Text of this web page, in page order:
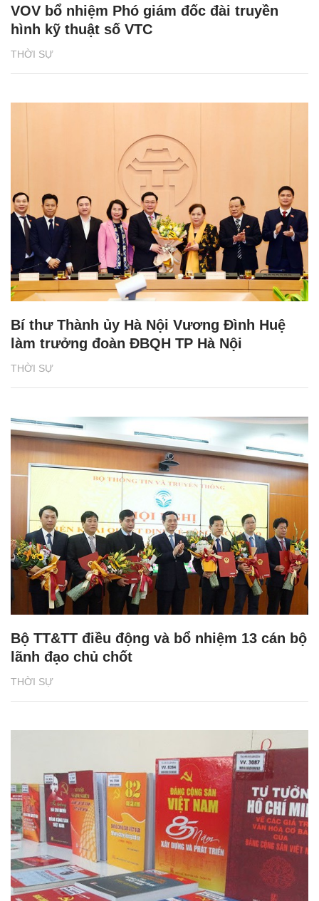
THỜI SỰ
VOV bổ nhiệm Phó giám đốc đài truyền
hình kỹ thuật số VTC
THỜI SỰ
Bí thư Thành ủy Hà Nội Vương Đình Huệ
làm trưởng đoàn ĐBQH TP Hà Nội
THỜI SỰ
Bộ TT&TT điều động và bổ nhiệm 13 cán bộ
lãnh đạo chủ chốt